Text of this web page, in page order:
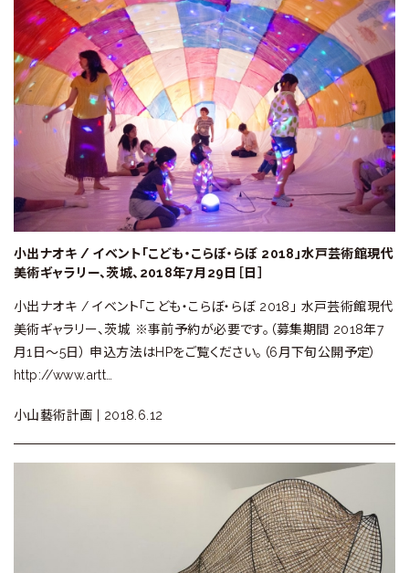
小出ナオキ / イベント「こども・こらぼ・らぼ 2018」水戸芸術館現代
美術ギャラリー、茨城、2018年7月29日［日］
小出ナオキ / イベント「こども・こらぼ・らぼ 2018」 水戸芸術館現代
美術ギャラリー、茨城 ※事前予約が必要です。（募集期間 2018年7
月1日〜5日） 申込方法はHPをご覧ください。（6月下旬公開予定）
http://www.artt…
小山藝術計画 | 2018.6.12